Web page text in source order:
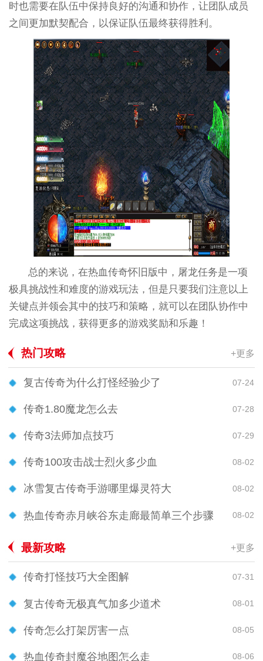
时也需要在队伍中保持良好的沟通和协作，让团队成员
之间更加默契配合，以保证队伍最终获得胜利。
总的来说，在热血传奇怀旧版中，屠龙任务是一项
极具挑战性和难度的游戏玩法，但是只要我们注意以上
关键点并领会其中的技巧和策略，就可以在团队协作中
完成这项挑战，获得更多的游戏奖励和乐趣！
热门攻略 +更多
复古传奇为什么打怪经验少了 07-24
传奇1.80魔龙怎么去 07-28
传奇3法师加点技巧 07-29
传奇100攻击战士烈火多少血 08-02
冰雪复古传奇手游哪里爆灵符大 08-02
热血传奇赤月峡谷东走廊最简单三个步骤 08-02
最新攻略 +更多
传奇打怪技巧大全图解 07-31
复古传奇无极真气加多少道术 08-01
传奇怎么打架厉害一点 08-05
热血传奇封魔谷地图怎么走 08-06